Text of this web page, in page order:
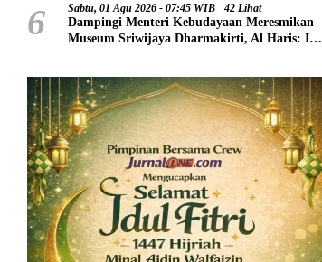
6 Sabtu, 01 Agu 2026 - 07:45 WIB 42 Lihat
Dampingi Menteri Kebudayaan Meresmikan
Museum Sriwijaya Dharmakirti, Al Haris: Ini